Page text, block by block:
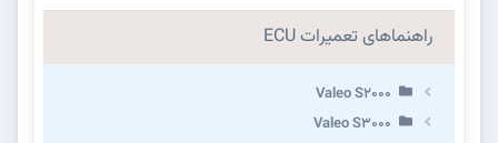
راهنماهای تعمیرات ECU
Valeo S2000
Valeo S3000